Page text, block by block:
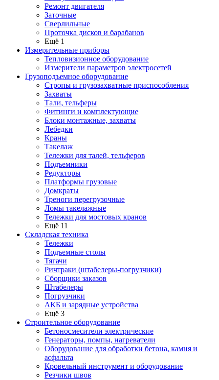
Ремонт двигателя
Заточные
Сверлильные
Проточка дисков и барабанов
Ещё 1
Измерительные приборы
Тепловизионное оборудование
Измерители параметров электросетей
Грузоподъемное оборудование
Стропы и грузозахватные приспособления
Захваты
Тали, тельферы
Фитинги и комплектующие
Блоки монтажные, захваты
Лебедки
Краны
Такелаж
Тележки для талей, тельферов
Подъемники
Редукторы
Платформы грузовые
Домкраты
Треноги перегрузочные
Ломы такелажные
Тележки для мостовых кранов
Ещё 11
Складская техника
Тележки
Подъемные столы
Тягачи
Ричтраки (штабелеры-погрузчики)
Сборщики заказов
Штабелеры
Погрузчики
АКБ и зарядные устройства
Ещё 3
Строительное оборудование
Бетоносмесители электрические
Генераторы, помпы, нагреватели
Оборудование для обработки бетона, камня и
асфальта
Кровельный инструмент и оборудование
Резчики швов